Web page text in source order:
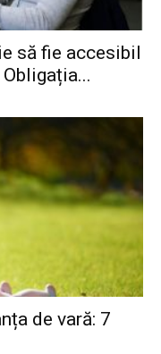
să fie accesibil
de vară: 7